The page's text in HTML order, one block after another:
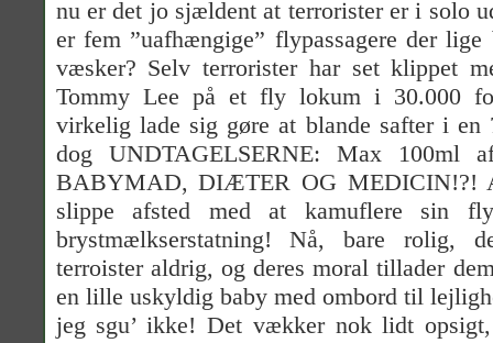
nu er det jo sjældent at terrorister er i solo
er fem ”uafhængige” flypassagere der lige
væsker? Selv terrorister har set klippet
Tommy Lee på et fly lokum i 30.000
virkelig lade sig gøre at blande safter i
dog UNDTAGELSERNE: Max 100ml
BABYMAD, DIÆTER OG MEDICIN!?!
slippe afsted med at kamuflere sin
brystmælkserstatning! Nå, bare rolig,
terroister aldrig, og deres moral tillader
en lille uskyldig baby med ombord til
jeg sgu’ ikke! Det vækker nok lidt